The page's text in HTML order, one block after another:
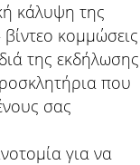
κάλυψη της
κομμώσεις
της εκδήλωσης
που
σας
για να